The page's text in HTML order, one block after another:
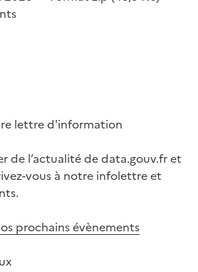
lettre d'information
de l’actualité de data.gouv.fr et
vous à notre infolettre et
prochains évènements